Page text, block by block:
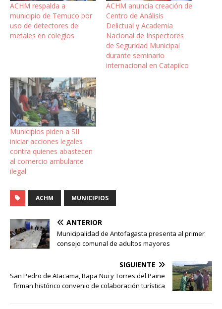
ACHM respalda a
municipio de Temuco por
uso de detectores de
metales en colegios
ACHM anuncia creación de
Centro de Análisis
Delictual y Academia
Nacional de Inspectores
de Seguridad Municipal
durante seminario
internacional en Catapilco
Municipios piden a SII
iniciar acciones legales
contra quienes abastecen
al comercio ambulante
ilegal
ACHM MUNICIPIOS
ANTERIOR
Municipalidad de Antofagasta presenta al primer
consejo comunal de adultos mayores
SIGUIENTE
San Pedro de Atacama, Rapa Nui y Torres del Paine
firman histórico convenio de colaboración turística